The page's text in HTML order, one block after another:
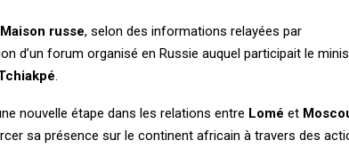
Maison russe, selon des informations relayées par
d’un forum organisé en Russie auquel participait le
nouvelle étape dans les relations entre Lomé et
sa présence sur le continent africain à travers des